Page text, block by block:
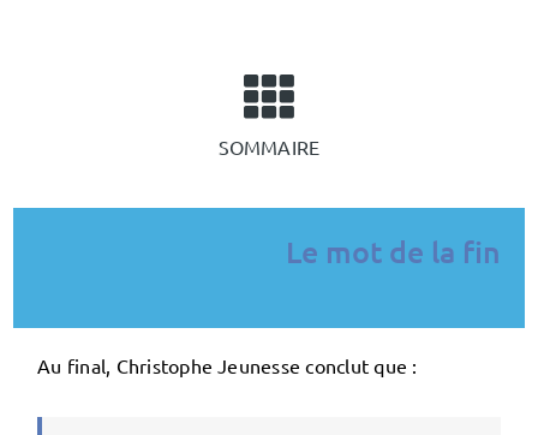
SOMMAIRE
Le mot de la fin
Au final, Christophe Jeunesse conclut que :